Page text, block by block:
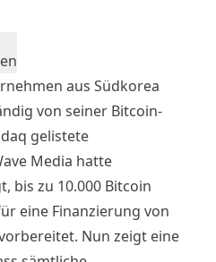
aus Südkorea
von seiner Bitcoin-
gelistete
Media hatte
bis zu 10.000 Bitcoin
eine Finanzierung von
Nun zeigt eine